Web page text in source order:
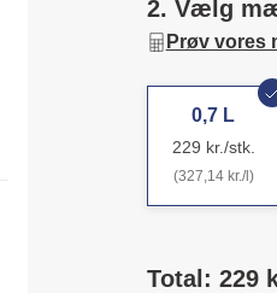
2. Vælg
Prøv vores
0,7 L
229 kr./stk.
(327,14 kr./l)
Total: 229